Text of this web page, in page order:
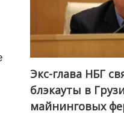
Экс-глава НБГ
блэкауты в
майнинговых